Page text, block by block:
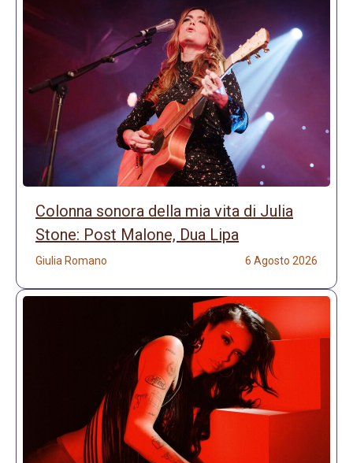
Colonna sonora della mia vita di Julia
Stone: Post Malone, Dua Lipa
Giulia Romano 6 Agosto 2026